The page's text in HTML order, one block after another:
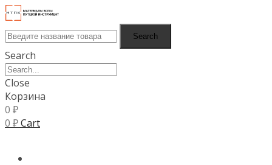
Search
Search
Close
Корзина
0 ₽
0 ₽Cart